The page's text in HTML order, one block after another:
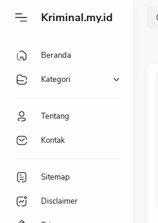
Kriminal.my.id
Beranda
Kategori
Tentang
Kontak
Sitemap
Disclaimer